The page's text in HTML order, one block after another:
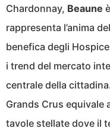
Chardonnay, Beaune
rappresenta l’anima
benefica degli
i trend del mercato
centrale della
Grands Crus equivale
tavole stellate dove il